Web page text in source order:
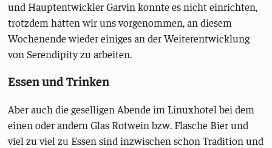
und Hauptentwickler Garvin konnte es nicht einrichten,
trotzdem hatten wir uns vorgenommen, an diesem
Wochenende wieder einiges an der Weiterentwicklung
von Serendipity zu arbeiten.
Essen und Trinken
Aber auch die geselligen Abende im Linuxhotel bei dem
einen oder andern Glas Rotwein bzw. Flasche Bier und
viel zu viel zu Essen sind inzwischen schon Tradition und